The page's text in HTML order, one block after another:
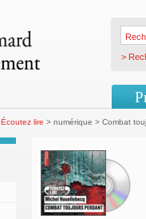
>
Écoutez lire > numérique > Combat